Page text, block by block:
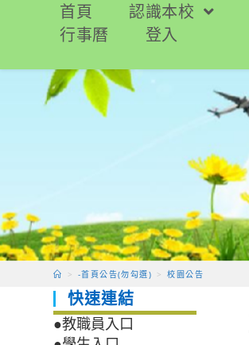
要
首頁 認識本校
行事曆
登入
> -首頁公告(勿勾選) > 校園公告
快速連結
●教職員入口